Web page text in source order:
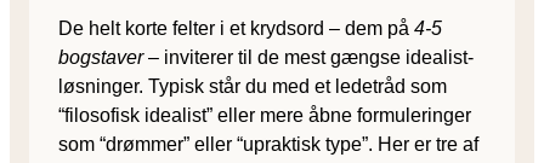
De helt korte felter i et krydsord – dem på 4-5
bogstaver– inviterer til de mest gængse idealist-
løsninger. Typisk står du med et ledetråd som
“filosofisk idealist” eller mere åbne formuleringer
som “drømmer” eller “upraktisk type”. Her er tre af